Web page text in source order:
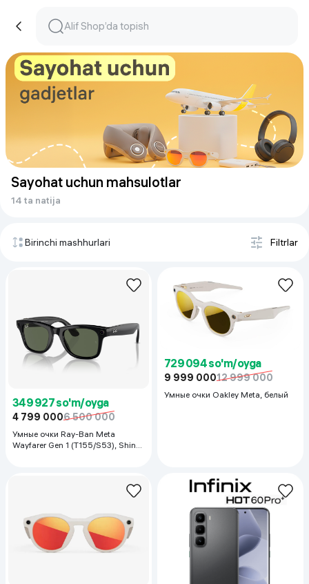
Sayohat uchun mahsulotlar
14 ta natija
Birinchi mashhurlari Filtrlar
349 927 so'm/oyga
4 799 0006 500 000
Умные очки Ray-Ban Meta
Wayfarer Gen 1 (T155/S53), Shiny
729 094 so'm/oyga
9 999 00012 999 000
Умные очки Oakley Meta, белый